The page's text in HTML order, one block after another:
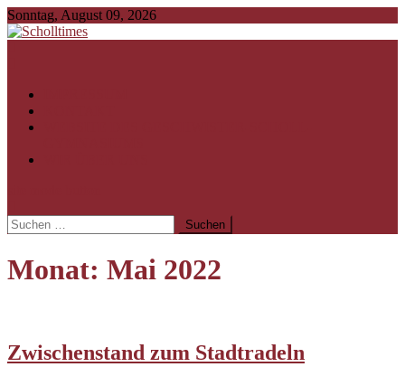
Skip
to
Sonntag, August 09, 2026
Suchen
nach:
Monat: Mai 2022
Zwischenstand zum Stadtradeln